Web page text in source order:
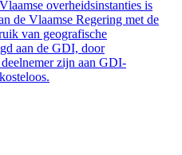
overheidsinstanties is
de Vlaamse Regering met de
van geografische
aan de GDI, door
zijn aan GDI-